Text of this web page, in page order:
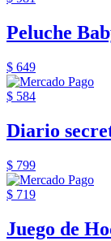
Peluche
$ 649
$ 584
Diario
$ 799
$ 719
Juego de